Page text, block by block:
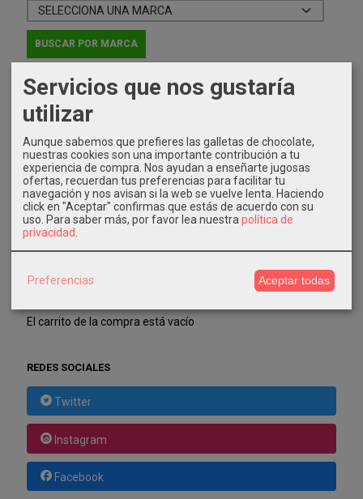
IDIOMA
COSTES DE ENVÍO
GRATIS *
Consultar Destinos
El carrito de la compra está vacío
REDES SOCIALES
Twitter
Instagram
Facebook
Servicios que nos gustaría
utilizar
Aunque sabemos que prefieres las galletas de chocolate,
nuestras cookies son una importante contribución a tu
experiencia de compra. Nos ayudan a enseñarte jugosas
ofertas, recuerdan tus preferencias para facilitar tu
navegación y nos avisan si la web se vuelve lenta. Haciendo
click en "Aceptar" confirmas que estás de acuerdo con su
uso. Para saber más, por favor lea nuestra política de
privacidad
Preferencias Aceptar todas